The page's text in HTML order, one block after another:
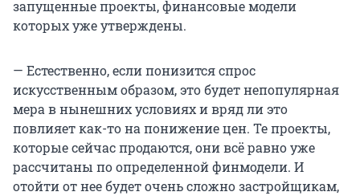
запущенные проекты, финансовые модели
которых уже утверждены.
— Естественно, если понизится спрос
искусственным образом, это будет непопулярная
мера в нынешних условиях и вряд ли это
повлияет как-то на понижение цен. Те проекты,
которые сейчас продаются, они всё равно уже
рассчитаны по определенной финмодели. И
отойти от нее будет очень сложно застройщикам,